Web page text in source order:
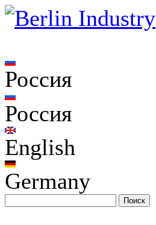
Россия
Россия
English
Germany